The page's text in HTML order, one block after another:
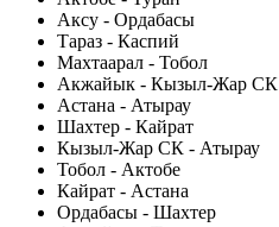
Аксу - Ордабасы
Тараз - Каспий
Махтаарал - Тобол
Акжайык - Кызыл-Жар СК
Астана - Атырау
Шахтер - Кайрат
Кызыл-Жар СК - Атырау
Тобол - Актобе
Кайрат - Астана
Ордабасы - Шахтер